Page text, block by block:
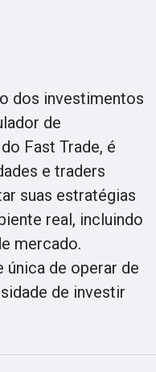
dos investimentos
de
Fast Trade, é
e traders
suas estratégias
real, incluindo
mercado.
única de operar de
de investir